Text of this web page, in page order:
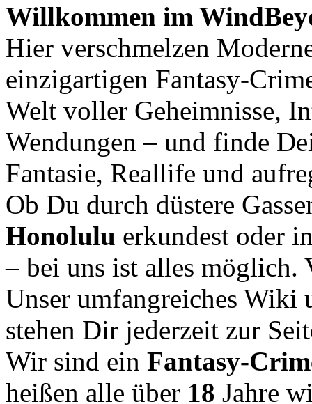
Willkommen im
Hier verschmelzen
einzigartigen Fantasy-
Welt voller Geheimnisse,
Wendungen – und finde
Fantasie, Reallife und
Ob Du durch düstere
Honolulu erkundest oder
– bei uns ist alles möglich.
Unser umfangreiches Wiki
stehen Dir jederzeit zur
Wir sind ein Fantasy-
heißen alle über 18 Jahre